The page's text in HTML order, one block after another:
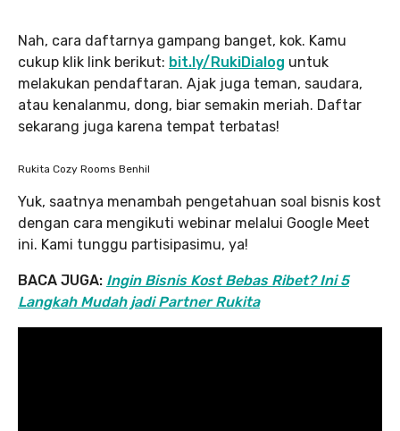
Nah, cara daftarnya gampang banget, kok. Kamu
cukup klik link berikut: bit.ly/RukiDialog untuk
melakukan pendaftaran. Ajak juga teman, saudara,
atau kenalanmu, dong, biar semakin meriah. Daftar
sekarang juga karena tempat terbatas!
Rukita Cozy Rooms Benhil
Yuk, saatnya menambah pengetahuan soal bisnis kost
dengan cara mengikuti webinar melalui Google Meet
ini. Kami tunggu partisipasimu, ya!
BACA JUGA: Ingin Bisnis Kost Bebas Ribet? Ini 5
Langkah Mudah jadi Partner Rukita